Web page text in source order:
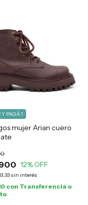
mujer Arian cuero
12% OFF
sin interés
PAGÁ 1
con Transferencia o